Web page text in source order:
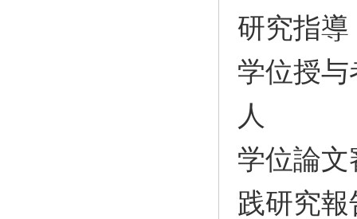
研究指
学位授
人
学位論
践研究